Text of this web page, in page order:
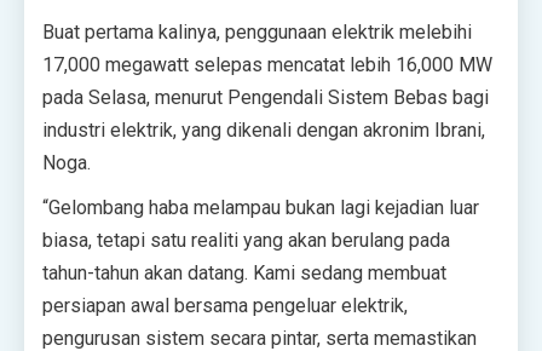
Buat pertama kalinya, penggunaan elektrik melebihi
17,000 megawatt selepas mencatat lebih 16,000 MW
pada Selasa, menurut Pengendali Sistem Bebas bagi
industri elektrik, yang dikenali dengan akronim Ibrani,
Noga.
“Gelombang haba melampau bukan lagi kejadian luar
biasa, tetapi satu realiti yang akan berulang pada
tahun-tahun akan datang. Kami sedang membuat
persiapan awal bersama pengeluar elektrik,
pengurusan sistem secara pintar, serta memastikan